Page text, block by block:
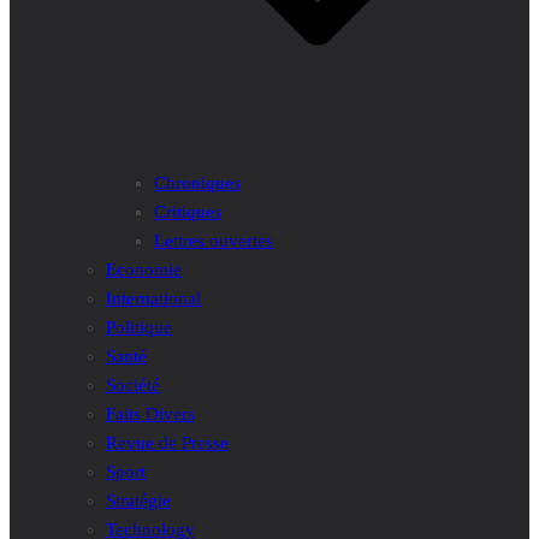
Chroniques
Critiques
Lettres ouvertes
Economie
International
Politique
Santé
Société
Faits Divers
Revue de Presse
Sport
Stratégie
Technology